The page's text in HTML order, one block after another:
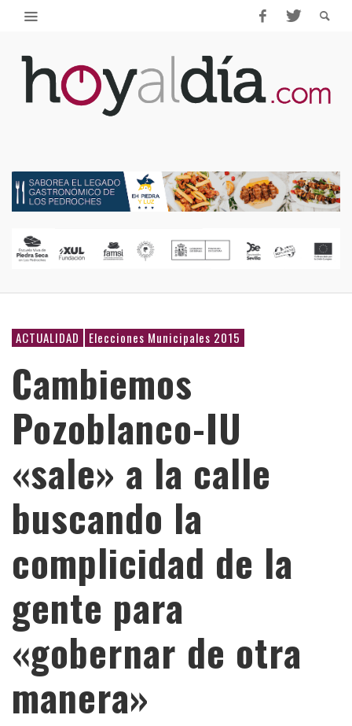
ACTUALIDAD Elecciones Municipales 2015
Cambiemos
Pozoblanco-IU
«sale» a la calle
buscando la
complicidad de la
gente para
«gobernar de otra
manera»